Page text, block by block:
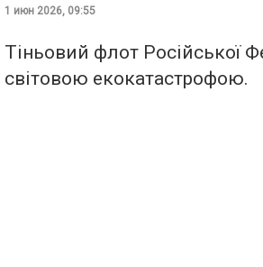
1 июн 2026, 09:55
Тіньовий флот Російської
світовою екокатастрофою.